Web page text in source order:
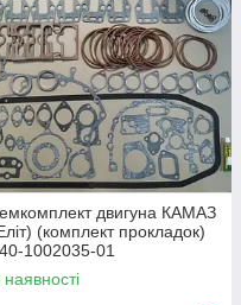
двигуна КАМАЗ
(комплект прокладок)
1002035-01
наявності